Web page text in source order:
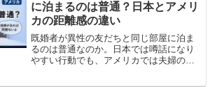
に泊まるのは普通？日本とアメリ
カの距離感の違い
既婚者が異性の友だちと同じ部屋に泊ま
るのは普通なのか。日本では噂話になり
やすい行動でも、アメリカでは夫婦の合